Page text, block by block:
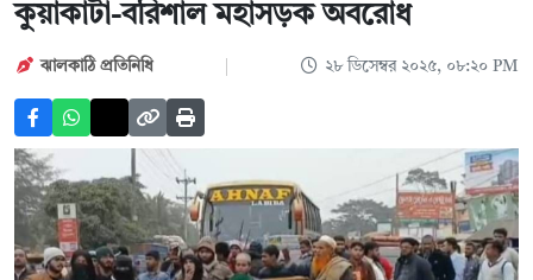
কুয়াকাটা-বরিশাল মহাসড়ক অবরোধ
ঝালকাঠি প্রতিনিধি ২৮ ডিসেম্বর ২০২৫, ০৮:২০ PM